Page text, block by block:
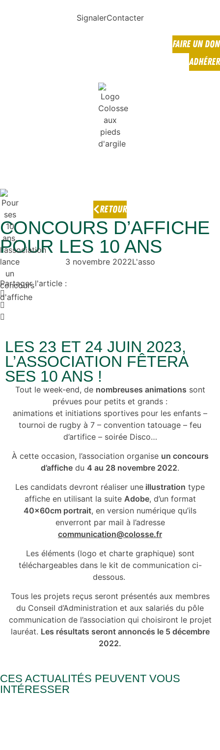
SignalerContacter
FAIRE UN DON
ADHÉRER
RETOUR
CONCOURS D’AFFICHE
POUR LES 10 ANS
3 novembre 2022L'asso
Partager l'article :
LES 23 ET 24 JUIN 2023,
L’ASSOCIATION FÊTERA
SES 10 ANS !
Tout le week-end, de nombreuses animations sont
prévues pour petits et grands :
animations et initiations sportives pour les enfants –
tournoi de rugby à 7 – convention tatouage – feu
d’artifice – soirée Disco…
À cette occasion, l’association organise un concours
d’affiche du 4 au 28 novembre 2022.
Les candidats devront réaliser une illustration type
affiche en utilisant la suite Adobe, d’un format
40x60cm portrait, en version numérique qu’ils
enverront par mail à l’adresse
communication@colosse.fr
Les éléments (logo et charte graphique) sont
téléchargeables dans le kit de communication ci-
dessous.
Tous les projets reçus seront présentés aux membres
du Conseil d’Administration et aux salariés du pôle
communication de l’association qui choisiront le projet
lauréat. Les résultats seront annoncés le 5 décembre
2022.
CES ACTUALITÉS PEUVENT VOUS
INTÉRESSER